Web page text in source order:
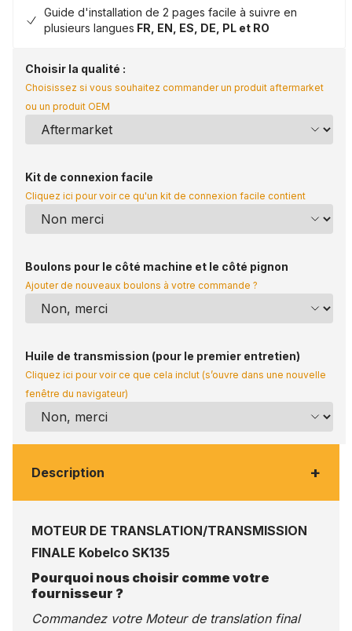
Guide d'installation de 2 pages facile à suivre en
plusieurs langues FR, EN, ES, DE, PL et RO
Choisir la qualité :
Choisissez si vous souhaitez commander un produit aftermarket
ou un produit OEM
Kit de connexion facile
Cliquez ici pour voir ce qu'un kit de connexion facile contient
Boulons pour le côté machine et le côté pignon
Ajouter de nouveaux boulons à votre commande ?
Huile de transmission (pour le premier entretien)
Cliquez ici pour voir ce que cela inclut (s’ouvre dans une nouvelle
fenêtre du navigateur)
Description +
MOTEUR DE TRANSLATION/TRANSMISSION
FINALE Kobelco SK135
Pourquoi nous choisir comme votre
fournisseur ?
Commandez votre Moteur de translation final